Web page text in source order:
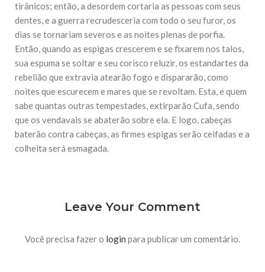
Brasil recebeu em sua sede, em São Paulo, o ex-ministro das
Relações Exteriores da República Islâmica do Irã, Sr. Kamal
tirânicos; então, a desordem cortaria as pessoas com seus
dentes, e a guerra recrudesceria com todo o seu furor, os
dias se tornariam severos e as noites plenas de porfia.
Então, quando as espigas crescerem e se fixarem nos talos,
sua espuma se soltar e seu corisco reluzir, os estandartes da
rebelião que extravia atearão fogo e dispararão, como
noites que escurecem e mares que se revoltam. Esta, e quem
sabe quantas outras tempestades, extirparão Cufa, sendo
que os vendavais se abaterão sobre ela. E logo, cabeças
baterão contra cabeças, as firmes espigas serão ceifadas e a
colheita será esmagada.
Leave Your Comment
Você precisa fazer o login para publicar um comentário.